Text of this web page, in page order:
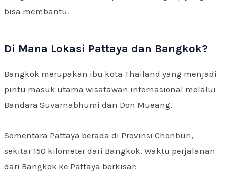
bisa membantu.
Di Mana Lokasi Pattaya dan Bangkok?
Bangkok merupakan ibu kota Thailand yang menjadi
pintu masuk utama wisatawan internasional melalui
Bandara Suvarnabhumi dan Don Mueang.
Sementara Pattaya berada di Provinsi Chonburi,
sekitar 150 kilometer dari Bangkok. Waktu perjalanan
dari Bangkok ke Pattaya berkisar: